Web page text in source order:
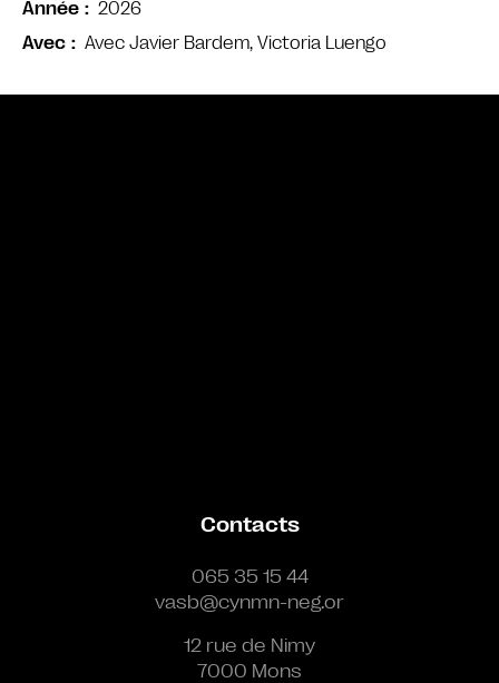
Avec Avec Javier Bardem, Victoria Luengo
Année
2026
Contacts
065 35 15 44
vasb@cynmn-neg.or
12 rue de Nimy
7000 Mons